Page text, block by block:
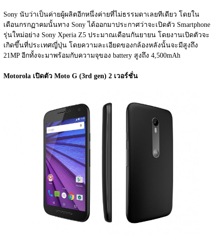
Sony นับว่าเป็นค่ายผู้ผลิตอีกหนึ่งค่ายที่ไม่ธรรมดาเลยทีเดียว โดยใน
เดือนกรกฏาคมนั้นทาง Sony ได้ออกมาประกาศว่าจะเปิดตัว Smartphone
รุ่นใหม่อย่าง Sony Xperia Z5 ประมาณเดือนกันยายน โดยงานเปิดตัวจะ
เกิดขึ้นที่ประเทศญี่ปุ่น โดยความละเอียดของกล้องหลังนั้นจะมีสูงถึง
21MP อีกทั้งจะมาพร้อมกับความจุของ battery สูงถึง 4,500mAh
Motorola เปิดตัว Moto G (3rd gen) 2 เวอร์ชั่น